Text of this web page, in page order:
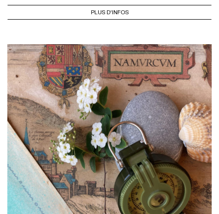
PLUS D'INFOS